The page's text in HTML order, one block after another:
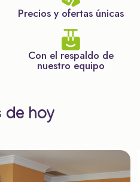
Precios y ofertas únicas
Con el respaldo de
nuestro equipo
hoy